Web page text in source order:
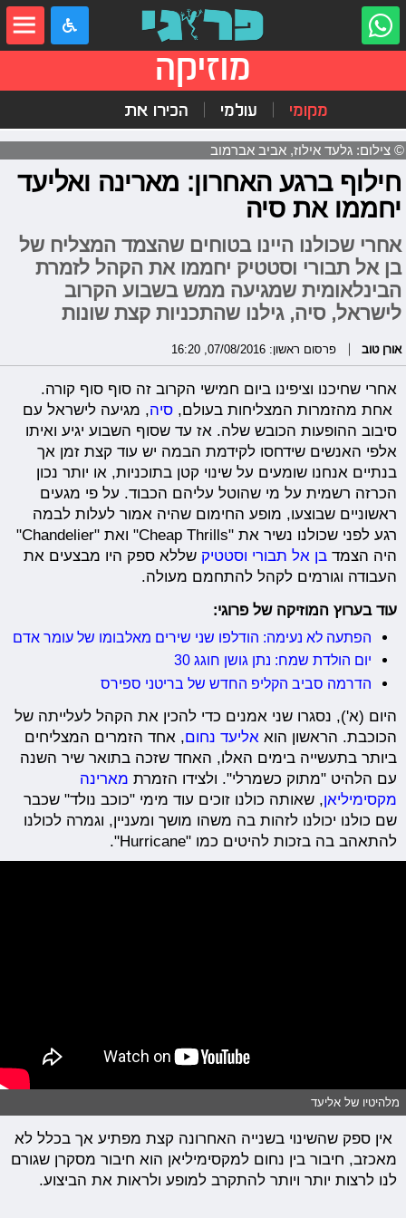
מוזיקה
מקומי עולמי הכירו את
© צילום: גלעד אילוז, אביב אברמוב
חילוף ברגע האחרון: מארינה ואליעד
יחממו את סיה
אחרי שכולנו היינו בטוחים שהצמד המצליח של
בן אל תבורי וסטטיק יחממו את הקהל לזמרת
הבינלאומית שמגיעה ממש בשבוע הקרוב
לישראל, סיה, גילנו שהתכניות קצת שונות
אורן טוב פרסום ראשון: 07/08/2016, 16:20
אחרי שחיכנו וציפינו ביום חמישי הקרוב זה סוף סוף קורה.
אחת מהזמרות המצליחות בעולם,סיה, מגיעה לישראל עם
סיבוב ההופעות הכובש שלה. אז עד שסוף השבוע יגיע ואיתו
אלפי האנשים שידחסו לקידמת הבמה יש עוד קצת זמן אך
בנתיים אנחנו שומעים על שינוי קטן בתוכניות, או יותר נכון
הכרזה רשמית על מי שהוטל עליהם הכבוד. על פי מגעים
ראשוניים שבוצעו, מופע החימום שהיה אמור לעלות לבמה
רגע לפני שכולנו נשיר את "Cheap Thrills" ואת "Chandelier"
היה הצמדבן אל תבורי וסטטיק שללא ספק היו מבצעים את
העבודה וגורמים לקהל להתחמם מעולה.
עוד בערוץ המוזיקה של פרוגי:
הפתעה לא נעימה: הודלפו שני שירים מאלבומו של עומר אדם
יום הולדת שמח: נתן גושן חוגג 30
הדרמה סביב הקליפ החדש של בריטני ספירס
היום (א'), נסגרו שני אמנים כדי להכין את הקהל לעלייתה של
הכוכבת. הראשון הוא אליעד נחום, אחד הזמרים המצליחים
ביותר בתעשייה בימים האלו, האחד שזכה בתואר שיר השנה
עם הלהיט "מתוק כשמרלי". ולצידו הזמרת מארינה
מקסימיליאן, שאותה כולנו זוכים עוד מימי "כוכב נולד" שכבר
שם כולנו יכולנו לזהות בה משהו מושך ומעניין, וגמרה לכולנו
להתאהב בה בזכות להיטים כמו "Hurricane".
מלהיטיו של אליעד
אין ספק שהשינוי בשנייה האחרונה קצת מפתיע אך בכלל לא
מאכזב, חיבור בין נחום למקסימיליאן הוא חיבור מסקרן שגורם
לנו לרצות יותר ויותר להתקרב למופע ולראות את הביצוע.